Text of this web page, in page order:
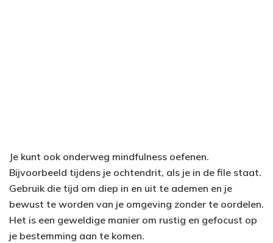
Je kunt ook onderweg mindfulness oefenen.
Bijvoorbeeld tijdens je ochtendrit, als je in de file staat.
Gebruik die tijd om diep in en uit te ademen en je
bewust te worden van je omgeving zonder te oordelen.
Het is een geweldige manier om rustig en gefocust op
je bestemming aan te komen.